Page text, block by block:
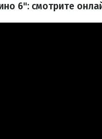
6": смотрите